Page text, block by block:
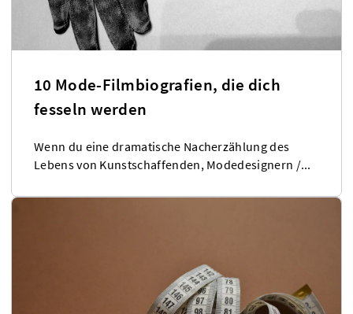
10 Mode-Filmbiografien, die dich
fesseln werden
Wenn du eine dramatische Nacherzählung des
Lebens von Kunstschaffenden, Modedesignern /...